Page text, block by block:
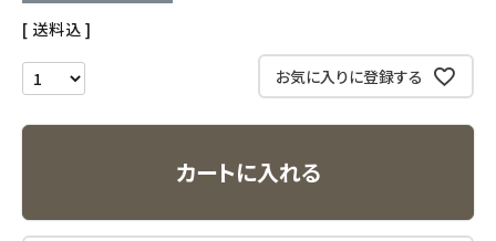
フード・ドリンク
ブランド
定期購入
送料込
お気に入りに登録する
カートに入れる